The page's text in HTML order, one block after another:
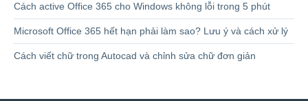
Cách active Office 365 cho Windows không lỗi trong 5 phút
Microsoft Office 365 hết hạn phải làm sao? Lưu ý và cách xử lý
Cách viết chữ trong Autocad và chỉnh sửa chữ đơn giản